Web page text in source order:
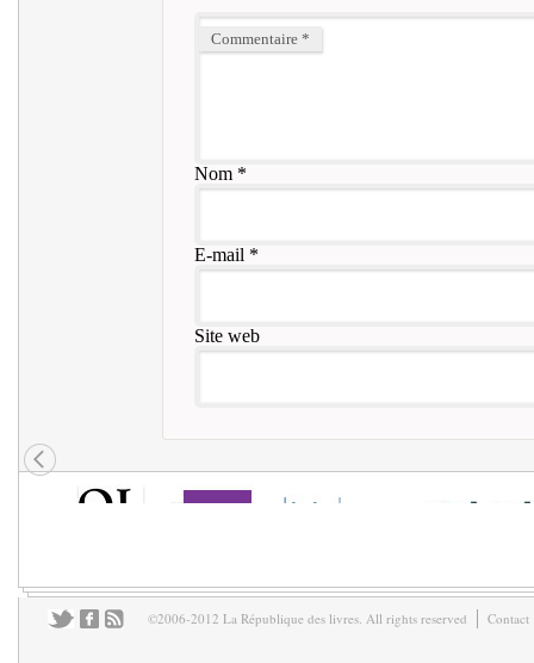
Commentaire *
Nom*
E-mail *
Site web
©2006-2012 La République des livres. All rights reserved Contact